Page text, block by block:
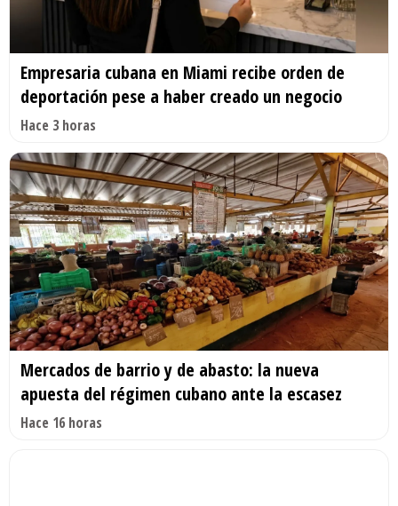
Empresaria cubana en Miami recibe orden de
deportación pese a haber creado un negocio
Hace 3 horas
Mercados de barrio y de abasto: la nueva
apuesta del régimen cubano ante la escasez
Hace 16 horas